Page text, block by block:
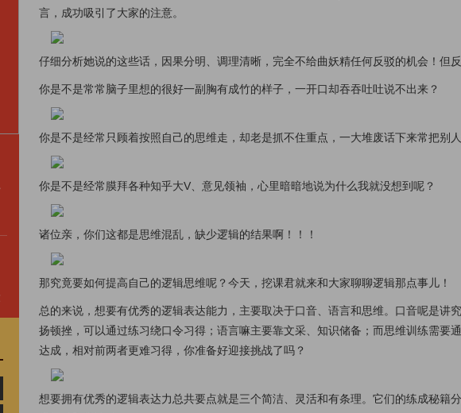
言，成功吸引了大家的注意。
仔细分析她说的这些话，因果分明、调理清晰，完全不给曲妖精任何反驳的机会！但
你是不是常常脑子里想的很好一副胸有成竹的样子，一开口却吞吞吐吐说不出来？
你是不是经常只顾着按照自己的思维走，却老是抓不住重点，一大堆废话下来常把别
你是不是经常膜拜各种知乎大V、意见领袖，心里暗暗地说为什么我就没想到呢？
诸位亲，你们这都是思维混乱，缺少逻辑的结果啊！！！
那究竟要如何提高自己的逻辑思维呢？今天，挖课君就来和大家聊聊逻辑那点事儿！
总的来说，想要有优秀的逻辑表达能力，主要取决于口音、语言和思维。口音呢是讲
扬顿挫，可以通过练习绕口令习得；语言嘛主要靠文采、知识储备；而思维训练需要
达成，相对前两者更难习得，你准备好迎接挑战了吗？
想要拥有优秀的逻辑表达力总共要点就是三个简洁、灵活和有条理。它们的练成秘籍分